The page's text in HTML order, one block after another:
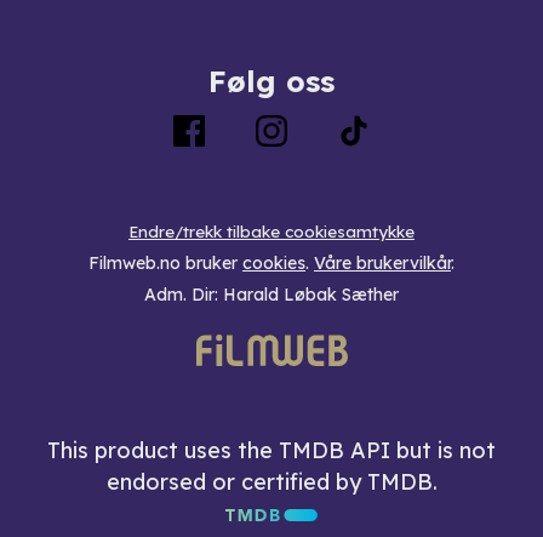
Følg oss
Endre/trekk tilbake cookiesamtykke
Filmweb.no bruker cookies. Våre brukervilkår.
Adm. Dir: Harald Løbak Sæther
This product uses the TMDB API but is not
endorsed or certified by TMDB.